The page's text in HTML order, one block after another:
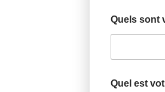
Quels sont
Quel est